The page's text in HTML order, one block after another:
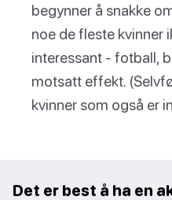
begynner å snakke
noe de fleste kvinner
interessant - fotball,
motsatt effekt.
kvinner som også er
Det er best å ha en